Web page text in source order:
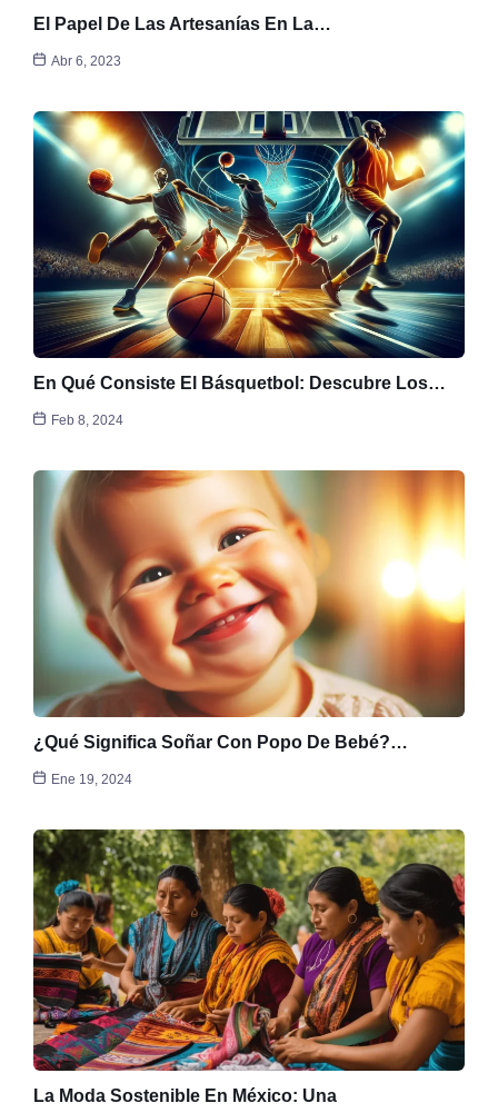
El Papel De Las Artesanías En La…
Abr 6, 2023
En Qué Consiste El Básquetbol: Descubre Los…
Feb 8, 2024
¿Qué Significa Soñar Con Popo De Bebé?…
Ene 19, 2024
La Moda Sostenible En México: Una